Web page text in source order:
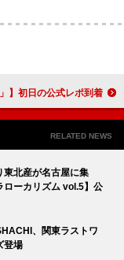
を迎えた【TOUR 2025「Love Together」】初日の公式レポ到着
RELATED NEWS
北産が名古屋に集
ーカリズム vol.5】公
、関東ラストワ
登場